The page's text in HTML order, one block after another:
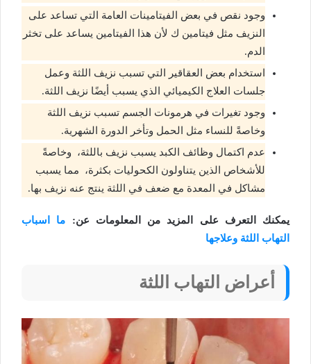
وجود نقص في بعض الفيتامينات العامة التي تساعد على
النزيف مثل فيتامين ك لأن هذا الفيتامين يساعد على تخثر
الدم.
استخدام بعض العقاقير التي تسبب نزيف اللثة وعمل
جلسات العلاج الكيميائي الذي يسبب أيضًا نزيف اللثة.
وجود تغيرات في هرمونات الجسم تسبب نزيف اللثة
وخاصةً للنساء مثل الحمل وتأخر الدورة الشهرية.
عدم اكتمال وظائف الكبد يسبب نزيف باللثة، وخاصةً
للأشخاص الذين يتناولون الكحوليات بكثرة، مما يسبب
مشاكل في المعدة مع ضعف في اللثة ينتج عنه نزيف بها.
يمكنك التعرف على المزيد من المعلومات عن: ما اسباب
التهاب اللثة وعلاجها
أعراض التهاب اللثة